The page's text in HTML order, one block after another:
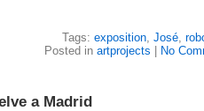
Tags: exposition, José,
Posted in artprojects No
a Madrid